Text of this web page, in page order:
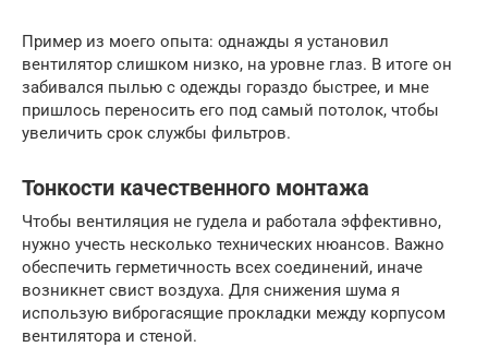
Пример из моего опыта: однажды я установил
вентилятор слишком низко, на уровне глаз. В итоге он
забивался пылью с одежды гораздо быстрее, и мне
пришлось переносить его под самый потолок, чтобы
увеличить срок службы фильтров.
Тонкости качественного монтажа
Чтобы вентиляция не гудела и работала эффективно,
нужно учесть несколько технических нюансов. Важно
обеспечить герметичность всех соединений, иначе
возникнет свист воздуха. Для снижения шума я
использую виброгасящие прокладки между корпусом
вентилятора и стеной.